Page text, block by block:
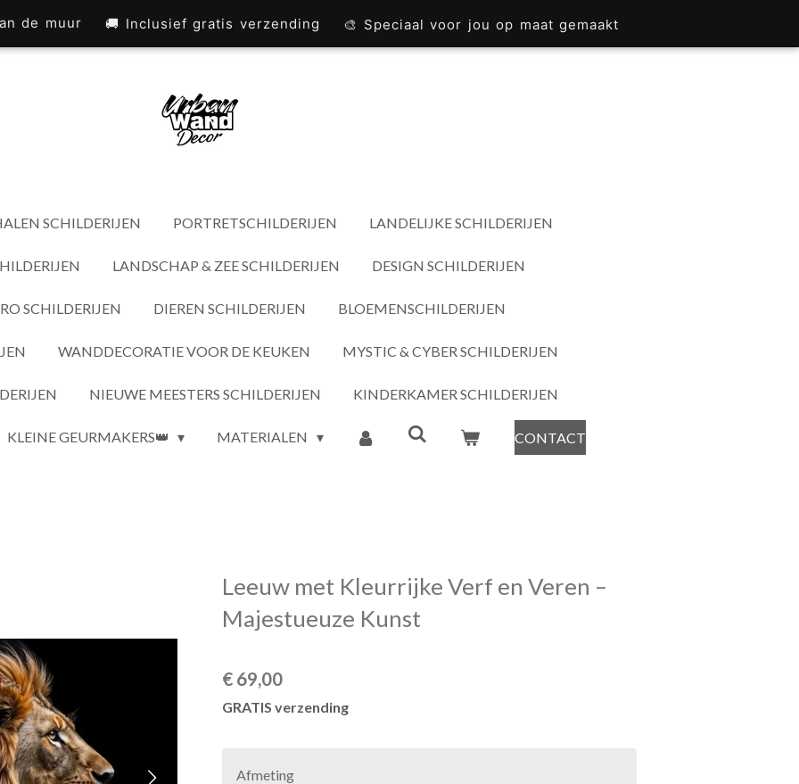
de muur 🚚 Inclusief gratis verzending 🎨 Speciaal voor jou op maat gemaakt
SCHILDERIJEN PORTRETSCHILDERIJEN LANDELIJKE SCHILDERIJEN
LANDSCHAP & ZEE SCHILDERIJEN DESIGN SCHILDERIJEN
SCHILDERIJEN DIEREN SCHILDERIJEN BLOEMENSCHILDERIJEN
WANDDECORATIE VOOR DE KEUKEN MYSTIC & CYBER SCHILDERIJEN
NIEUWE MEESTERS SCHILDERIJEN KINDERKAMER SCHILDERIJEN
KLEINE GEURMAKERS👑 MATERIALEN CONTACT
Leeuw met Kleurrijke Verf en Veren –
Majestueuze Kunst
€ 69,00
GRATIS verzending
Afmeting